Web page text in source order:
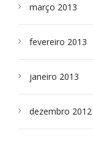
março 2013
fevereiro 2013
janeiro 2013
dezembro 2012